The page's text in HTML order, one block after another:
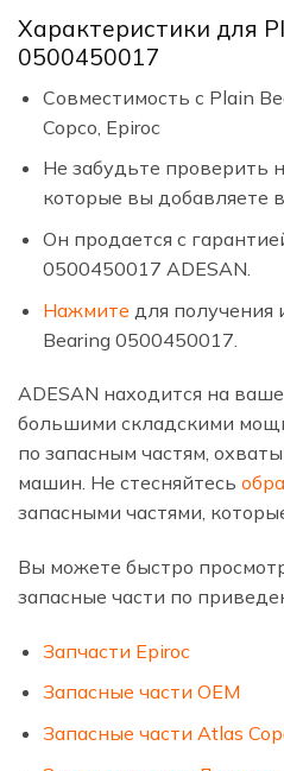
Характеристики для
0500450017
Совместимость с Plain
Copco, Epiroc
Не забудьте проверить
которые вы добавляете
Он продается с
0500450017 ADESAN.
Нажмите для
Bearing 0500450017.
ADESAN находится на
большими складскими
по запасным частям,
машин. Не стесняйтесь
запасными частями,
Вы можете быстро
запасные части по
Запчасти Epiroc
Запасные части OEM
Запасные части Atlas